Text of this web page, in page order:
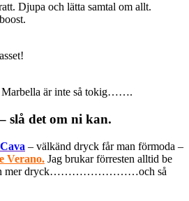
Djupa och lätta samtal om allt.
Marbella är inte så tokig…….
slå det om ni kan.
Cava – välkänd dryck får man förmoda –
Verano. Jag brukar förresten alltid be
mer dryck……………………och så